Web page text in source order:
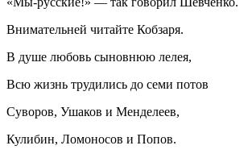
Внимательней читайте Кобзаря.
В душе любовь сыновнюю лелея,
Всю жизнь трудились до семи потов
Суворов, Ушаков и Менделеев,
Кулибин, Ломоносов и Попов.